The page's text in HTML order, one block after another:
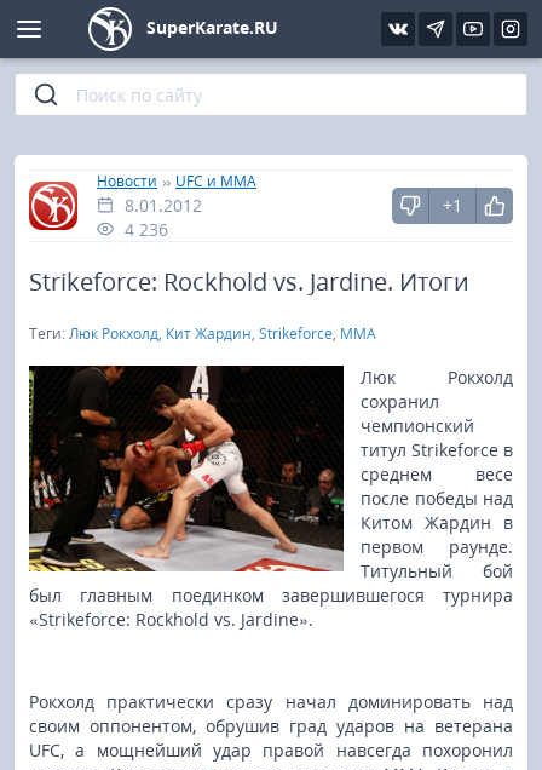
SuperKarate.RU
Главная
»
Новости » UFC и MMA
8.01.2012
4 236
+1
Strikeforce: Rockhold vs. Jardine. Итоги
Теги:Люк Рокхолд, Кит Жардин, Strikeforce, MMA
Люк Рокхолд
сохранил
чемпионский
титул Strikeforce в
среднем весе
после победы над
Китом Жардин в
первом раунде.
Титульный бой
был главным поединком завершившегося турнира
«Strikeforce: Rockhold vs. Jardine».
Рокхолд практически сразу начал доминировать над
своим оппонентом, обрушив град ударов на ветерана
UFC, а мощнейший удар правой навсегда похоронил
Киокушинкай
Кёкусин (IFK)
Шинкиокушинкай
Кекусин-кан
Кикбоксинг и K-1
Бокс
UFC и MMA
Муай тай
Фото
Видео
Интервью
Статьи
Уроки каратэ
Файлы
Библиотека